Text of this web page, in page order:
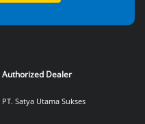
Authorized Dealer
PT. Satya Utama Sukses